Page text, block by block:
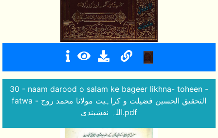
30 - naam darood o salam ke bageer likhna- toheen -
fatwa - التحقیق الحسین فضیلت و کراہیت مولانا محمد روح
اللہ نقشبندی.pdf